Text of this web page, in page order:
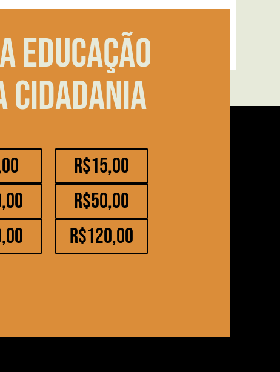
educação
cidadania
R$15,00
R$50,00
R$120,00